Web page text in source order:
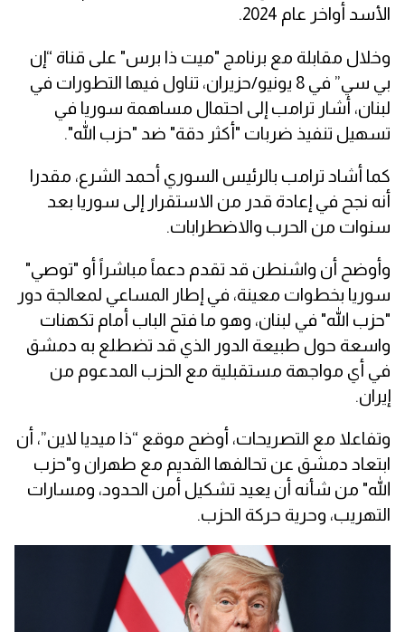
الأسد أواخر عام 2024.
وخلال مقابلة مع برنامج "ميت ذا برس" على قناة “إن
بي سي” في 8 يونيو/حزيران، تناول فيها التطورات في
لبنان، أشار ترامب إلى احتمال مساهمة سوريا في
تسهيل تنفيذ ضربات "أكثر دقة" ضد "حزب الله".
كما أشاد ترامب بالرئيس السوري أحمد الشرع، مقدرا
أنه نجح في إعادة قدر من الاستقرار إلى سوريا بعد
سنوات من الحرب والاضطرابات.
وأوضح أن واشنطن قد تقدم دعماً مباشراً أو "توصي"
سوريا بخطوات معينة، في إطار المساعي لمعالجة دور
"حزب الله" في لبنان، وهو ما فتح الباب أمام تكهنات
واسعة حول طبيعة الدور الذي قد تضطلع به دمشق
في أي مواجهة مستقبلية مع الحزب المدعوم من
إيران.
وتفاعلا مع التصريحات، أوضح موقع “ذا ميديا لاين”، أن
ابتعاد دمشق عن تحالفها القديم مع طهران و"حزب
الله" من شأنه أن يعيد تشكيل أمن الحدود، ومسارات
التهريب، وحرية حركة الحزب.